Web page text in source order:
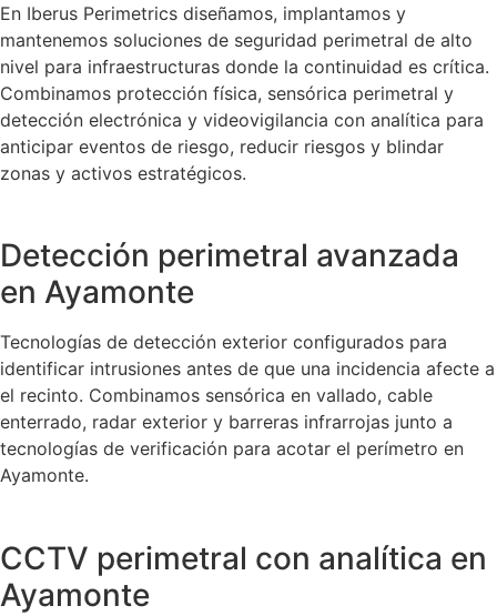
En Iberus Perimetrics diseñamos, implantamos y
mantenemos soluciones de seguridad perimetral de alto
nivel para infraestructuras donde la continuidad es crítica.
Combinamos protección física, sensórica perimetral y
detección electrónica y videovigilancia con analítica para
anticipar eventos de riesgo, reducir riesgos y blindar
zonas y activos estratégicos.
Detección perimetral avanzada
en Ayamonte
Tecnologías de detección exterior configurados para
identificar intrusiones antes de que una incidencia afecte a
el recinto. Combinamos sensórica en vallado, cable
enterrado, radar exterior y barreras infrarrojas junto a
tecnologías de verificación para acotar el perímetro en
Ayamonte.
CCTV perimetral con analítica en
Ayamonte